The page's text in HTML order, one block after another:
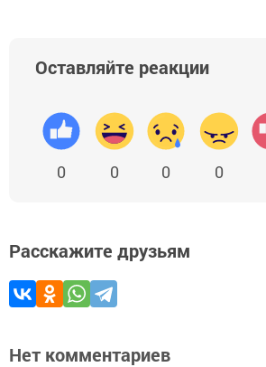
Оставляйте реакции
0 0 0 0
Расскажите друзьям
Нет комментариев